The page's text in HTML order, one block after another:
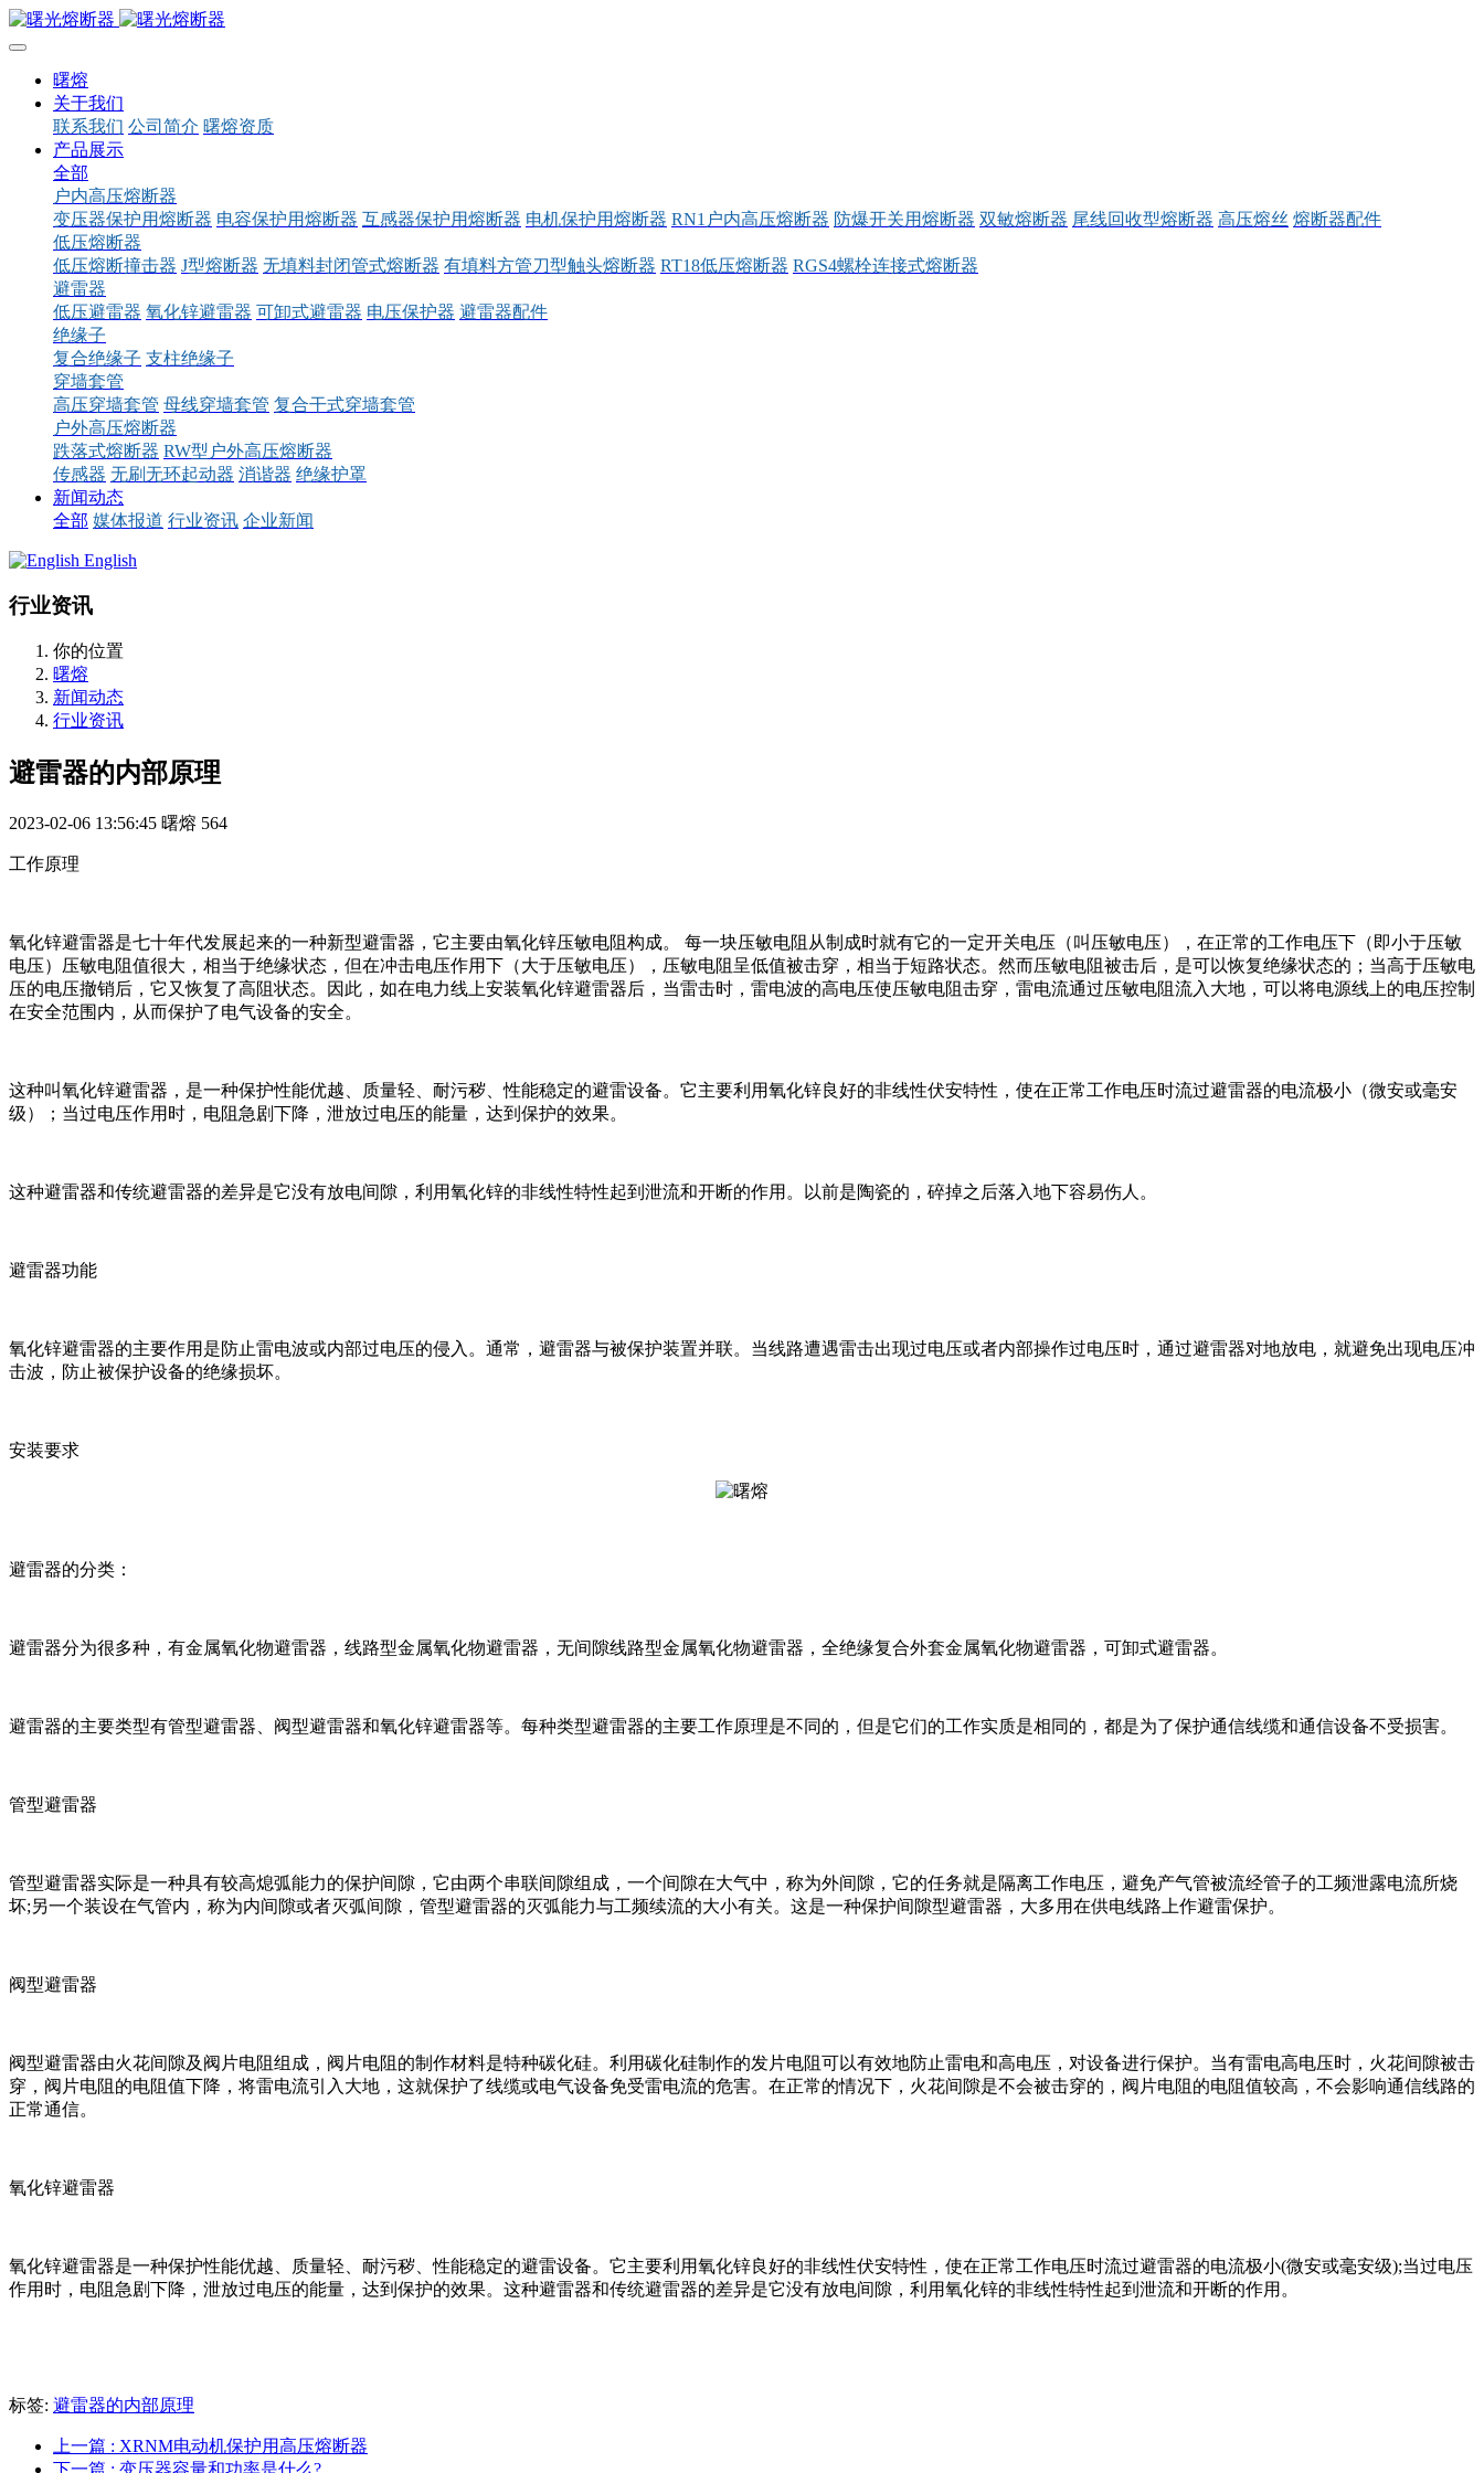
曙熔
关于我们
联系我们 公司简介 曙熔资质
产品展示
全部
户内高压熔断器
变压器保护用熔断器 电容保护用熔断器 互感器保护用熔断器 电机保护用熔断器 RN1户内高压熔断器 防爆开关用熔断器 双敏熔断器 尾线回收型熔断器 高压熔丝 熔断器配件
低压熔断器
低压熔断撞击器 J型熔断器 无填料封闭管式熔断器 有填料方管刀型触头熔断器 RT18低压熔断器 RGS4螺栓连接式熔断器
避雷器
低压避雷器 氧化锌避雷器 可卸式避雷器 电压保护器 避雷器配件
绝缘子
复合绝缘子 支柱绝缘子
穿墙套管
高压穿墙套管 母线穿墙套管 复合干式穿墙套管
户外高压熔断器
跌落式熔断器 RW型户外高压熔断器
传感器 无刷无环起动器 消谐器 绝缘护罩
新闻动态
全部 媒体报道 行业资讯 企业新闻
English
行业资讯
你的位置
曙熔
新闻动态
行业资讯
避雷器的内部原理
2023-02-06 13:56:45 曙熔 564
工作原理
氧化锌避雷器是七十年代发展起来的一种新型避雷器，它主要由氧化锌压敏电阻构成。 每一块压敏电阻从制成时就有它的一定开关电压（叫压敏电压），在正常的工作电压下（即小于压敏
电压）压敏电阻值很大，相当于绝缘状态，但在冲击电压作用下（大于压敏电压），压敏电阻呈低值被击穿，相当于短路状态。然而压敏电阻被击后，是可以恢复绝缘状态的；当高于压敏电
压的电压撤销后，它又恢复了高阻状态。因此，如在电力线上安装氧化锌避雷器后，当雷击时，雷电波的高电压使压敏电阻击穿，雷电流通过压敏电阻流入大地，可以将电源线上的电压控制
在安全范围内，从而保护了电气设备的安全。
这种叫氧化锌避雷器，是一种保护性能优越、质量轻、耐污秽、性能稳定的避雷设备。它主要利用氧化锌良好的非线性伏安特性，使在正常工作电压时流过避雷器的电流极小（微安或毫安
级）；当过电压作用时，电阻急剧下降，泄放过电压的能量，达到保护的效果。
这种避雷器和传统避雷器的差异是它没有放电间隙，利用氧化锌的非线性特性起到泄流和开断的作用。以前是陶瓷的，碎掉之后落入地下容易伤人。
避雷器功能
氧化锌避雷器的主要作用是防止雷电波或内部过电压的侵入。通常，避雷器与被保护装置并联。当线路遭遇雷击出现过电压或者内部操作过电压时，通过避雷器对地放电，就避免出现电压冲
击波，防止被保护设备的绝缘损坏。
安装要求
避雷器的分类：
避雷器分为很多种，有金属氧化物避雷器，线路型金属氧化物避雷器，无间隙线路型金属氧化物避雷器，全绝缘复合外套金属氧化物避雷器，可卸式避雷器。
避雷器的主要类型有管型避雷器、阀型避雷器和氧化锌避雷器等。每种类型避雷器的主要工作原理是不同的，但是它们的工作实质是相同的，都是为了保护通信线缆和通信设备不受损害。
管型避雷器
管型避雷器实际是一种具有较高熄弧能力的保护间隙，它由两个串联间隙组成，一个间隙在大气中，称为外间隙，它的任务就是隔离工作电压，避免产气管被流经管子的工频泄露电流所烧
坏;另一个装设在气管内，称为内间隙或者灭弧间隙，管型避雷器的灭弧能力与工频续流的大小有关。这是一种保护间隙型避雷器，大多用在供电线路上作避雷保护。
阀型避雷器
阀型避雷器由火花间隙及阀片电阻组成，阀片电阻的制作材料是特种碳化硅。利用碳化硅制作的发片电阻可以有效地防止雷电和高电压，对设备进行保护。当有雷电高电压时，火花间隙被击
穿，阀片电阻的电阻值下降，将雷电流引入大地，这就保护了线缆或电气设备免受雷电流的危害。在正常的情况下，火花间隙是不会被击穿的，阀片电阻的电阻值较高，不会影响通信线路的
正常通信。
氧化锌避雷器
氧化锌避雷器是一种保护性能优越、质量轻、耐污秽、性能稳定的避雷设备。它主要利用氧化锌良好的非线性伏安特性，使在正常工作电压时流过避雷器的电流极小(微安或毫安级);当过电压
作用时，电阻急剧下降，泄放过电压的能量，达到保护的效果。这种避雷器和传统避雷器的差异是它没有放电间隙，利用氧化锌的非线性特性起到泄流和开断的作用。
标签: 避雷器的内部原理
上一篇 : XRNM电动机保护用高压熔断器